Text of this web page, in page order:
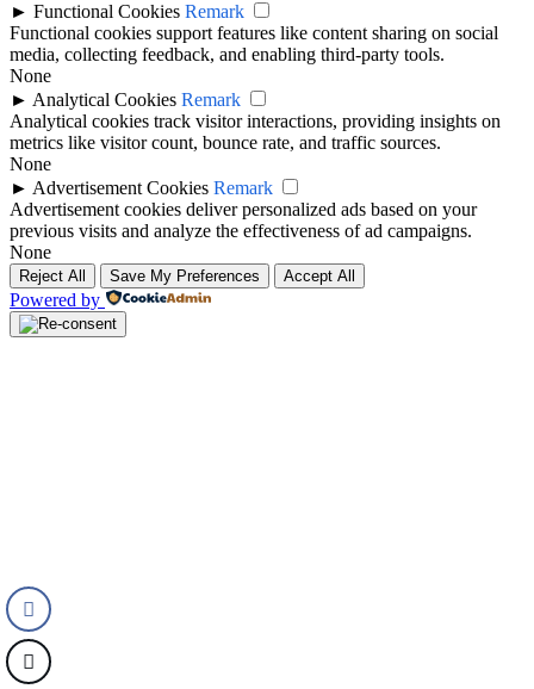
► Functional Cookies Remark
Functional cookies support features like content sharing on social
media, collecting feedback, and enabling third-party tools.
None
► Analytical Cookies Remark
Analytical cookies track visitor interactions, providing insights on
metrics like visitor count, bounce rate, and traffic sources.
None
► Advertisement Cookies Remark
Advertisement cookies deliver personalized ads based on your
previous visits and analyze the effectiveness of ad campaigns.
None
Reject All Save My Preferences Accept All
Powered by